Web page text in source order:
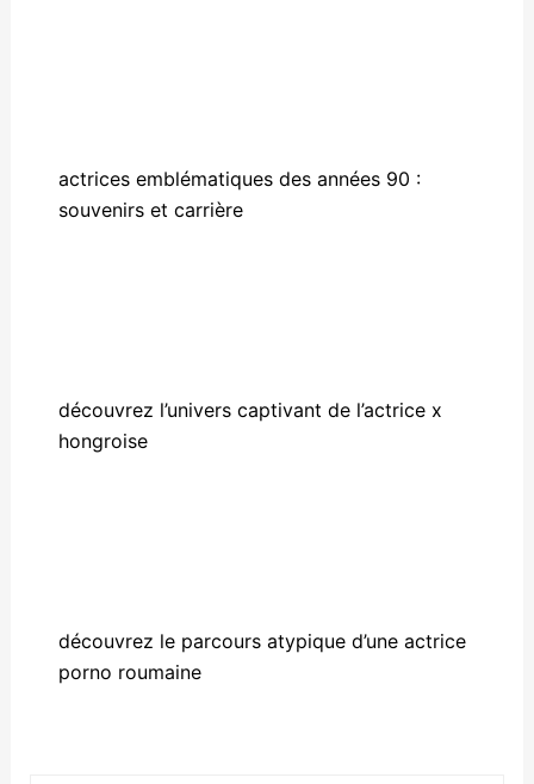
actrices emblématiques des années 90 :
souvenirs et carrière
découvrez l’univers captivant de l’actrice x
hongroise
découvrez le parcours atypique d’une actrice
porno roumaine